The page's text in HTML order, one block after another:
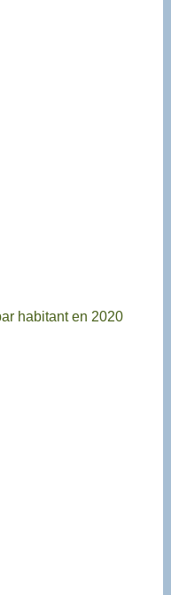
habitant en 2020